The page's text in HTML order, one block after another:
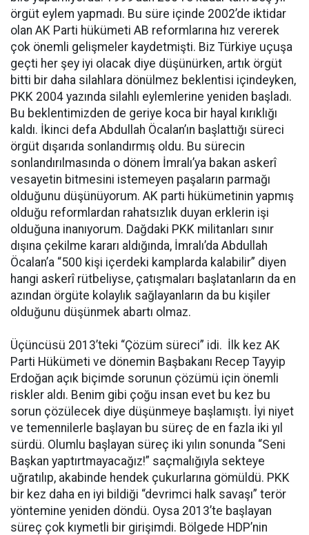
örgüt eylem yapmadı. Bu süre içinde 2002’de iktidar
olan AK Parti hükümeti AB reformlarına hız vererek
çok önemli gelişmeler kaydetmişti. Biz Türkiye uçuşa
geçti her şey iyi olacak diye düşünürken, artık örgüt
bitti bir daha silahlara dönülmez beklentisi içindeyken,
PKK 2004 yazında silahlı eylemlerine yeniden başladı.
Bu beklentimizden de geriye koca bir hayal kırıklığı
kaldı. İkinci defa Abdullah Öcalan’ın başlattığı süreci
örgüt dışarıda sonlandırmış oldu. Bu sürecin
sonlandırılmasında o dönem İmralı’ya bakan askerî
vesayetin bitmesini istemeyen paşaların parmağı
olduğunu düşünüyorum. AK parti hükümetinin yapmış
olduğu reformlardan rahatsızlık duyan erklerin işi
olduğuna inanıyorum. Dağdaki PKK militanları sınır
dışına çekilme kararı aldığında, İmralı’da Abdullah
Öcalan’a “500 kişi içerdeki kamplarda kalabilir” diyen
hangi askerî rütbeliyse, çatışmaları başlatanların da en
azından örgüte kolaylık sağlayanların da bu kişiler
olduğunu düşünmek abartı olmaz.
Üçüncüsü 2013’teki “Çözüm süreci” idi. İlk kez AK
Parti Hükümeti ve dönemin Başbakanı Recep Tayyip
Erdoğan açık biçimde sorunun çözümü için önemli
riskler aldı. Benim gibi çoğu insan evet bu kez bu
sorun çözülecek diye düşünmeye başlamıştı. İyi niyet
ve temennilerle başlayan bu süreç de en fazla iki yıl
sürdü. Olumlu başlayan süreç iki yılın sonunda “Seni
Başkan yaptırtmayacağız!” saçmalığıyla sekteye
uğratılıp, akabinde hendek çukurlarına gömüldü. PKK
bir kez daha en iyi bildiği “devrimci halk savaşı” terör
yöntemine yeniden döndü. Oysa 2013’te başlayan
süreç çok kıymetli bir girişimdi. Bölgede HDP’nin